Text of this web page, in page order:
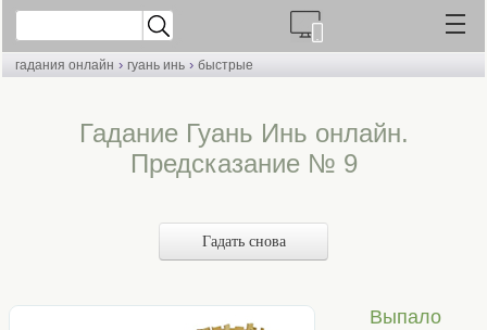
гадания онлайн › гуань инь › быстрые
Гадание Гуань Инь онлайн.
Предсказание № 9
Гадать снова
Выпало